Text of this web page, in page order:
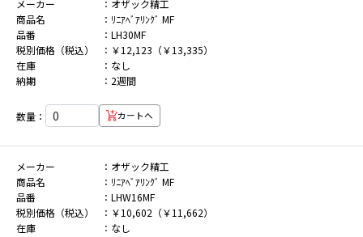
メーカー
オザック精工
商品名
ﾘﾆｱﾍﾞｱﾘﾝｸﾞ MF
品番
LH30MF
税別価格（税込）
￥12,123（￥13,335）
在庫
なし
納期
2週間
数量： カートへ
メーカー
オザック精工
商品名
ﾘﾆｱﾍﾞｱﾘﾝｸﾞ MF
品番
LHW16MF
税別価格（税込）
￥10,602（￥11,662）
在庫
なし